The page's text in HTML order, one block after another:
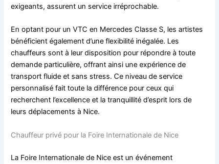
exigeants, assurent un service irréprochable.
En optant pour un VTC en Mercedes Classe S, les artistes
bénéficient également d’une flexibilité inégalée. Les
chauffeurs sont à leur disposition pour répondre à toute
demande particulière, offrant ainsi une expérience de
transport fluide et sans stress. Ce niveau de service
personnalisé fait toute la différence pour ceux qui
recherchent l’excellence et la tranquillité d’esprit lors de
leurs déplacements à Nice.
Chauffeur privé pour la Foire Internationale de Nice
La Foire Internationale de Nice est un événement